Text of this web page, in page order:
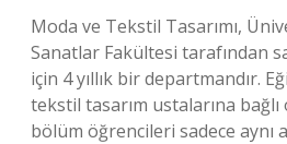
Moda ve Tekstil Tasarımı,
Sanatlar Fakültesi tarafından
için 4 yıllık bir departmandır.
tekstil tasarım ustalarına
bölüm öğrencileri sadece aynı